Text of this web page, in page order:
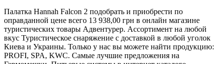
Палатка Hannah Falcon 2 подобрать и приобрести по
оправданной цене всего 13 938,00 грн в онлайн магазине
туристических товары Адвентурер. Ассортимент на любой
вкус Туристическое снаряжение с доставкой в любой уголок
Киева и Украины. Только у нас вы можете найти продукцию:
PROFI, SPA, KWC. Самые лучшие предложения на